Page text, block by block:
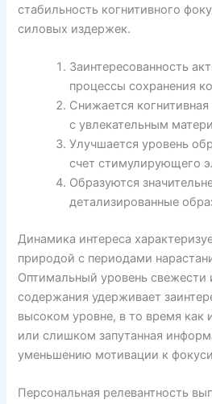
стабильность когнитивного
силовых издержек.
Заинтересованность
процессы сохранения
Снижается
с увлекательным
Улучшается уровень
счет стимулирующего
Образуются
детализированные
Динамика интереса
природой с периодами
Оптимальный уровень свежести
содержания удерживает
высоком уровне, в то время как
или слишком запутанная
уменьшению мотивации к
Персональная релевантность